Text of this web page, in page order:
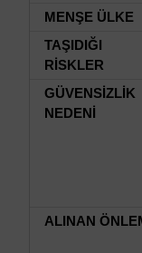
MENŞE ÜLKE
TAŞIDIĞI
RİSKLER
GÜVENSİZLİK
NEDENİ
ALINAN